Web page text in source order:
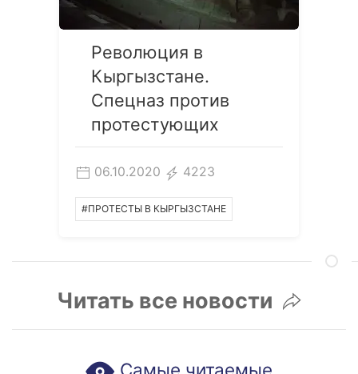
Революция в
Кыргызстане.
Спецназ против
протестующих
06.10.2020 4223
#ПРОТЕСТЫ В КЫРГЫЗСТАНЕ
Читать все новости